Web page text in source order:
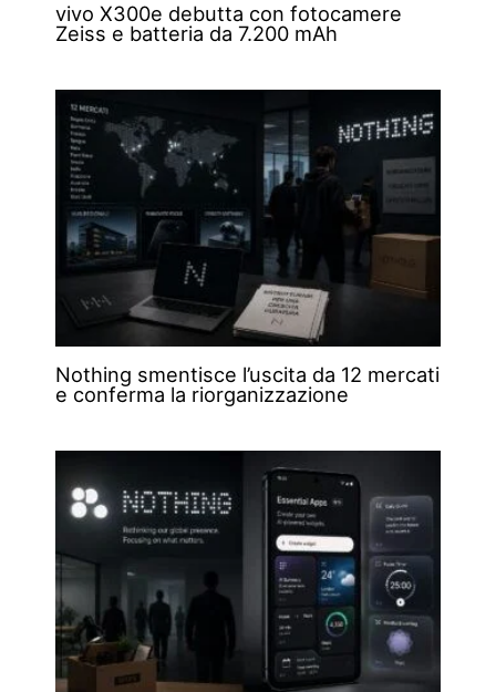
vivo X300e debutta con fotocamere
Zeiss e batteria da 7.200 mAh
Nothing smentisce l’uscita da 12 mercati
e conferma la riorganizzazione